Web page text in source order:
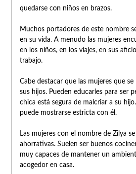
quedarse con niños en brazos.
Muchos portadores de este nombre
en su vida. A menudo las mujeres
en los niños, en los viajes, en sus
trabajo.
Cabe destacar que las mujeres que
sus hijos. Pueden educarles para ser
chica está segura de malcriar a su
puede mostrarse estricta con él.
Las mujeres con el nombre de Zilya
ahorrativas. Suelen ser buenos
muy capaces de mantener un
acogedor en casa.